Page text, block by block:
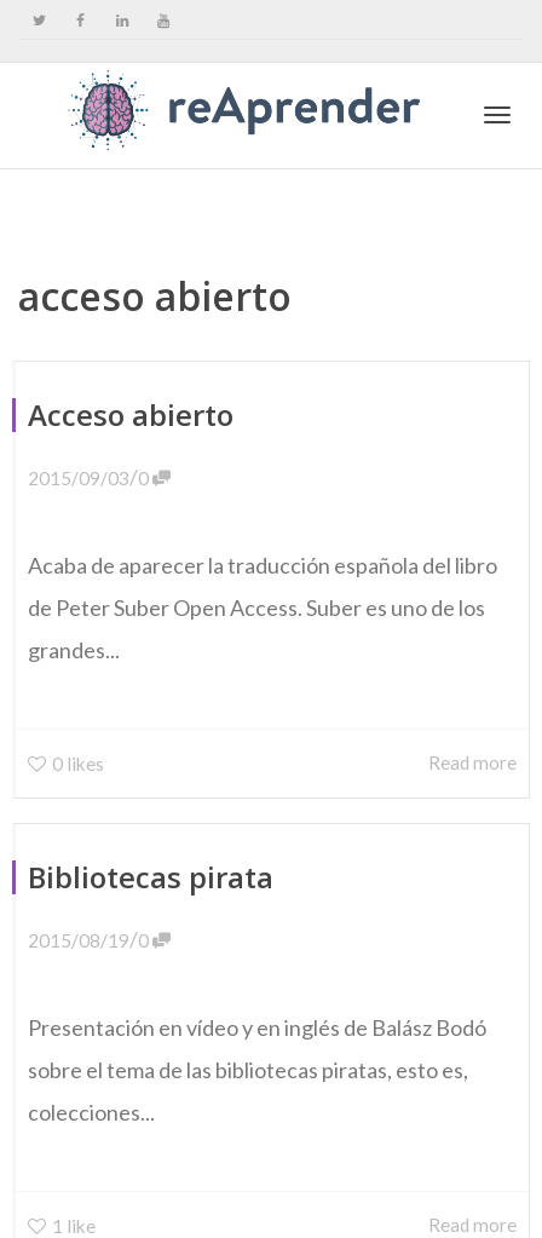
acceso abierto
Acceso abierto
2015/09/03/0
Acaba de aparecer la traducción española del libro
de Peter Suber Open Access. Suber es uno de los
grandes...
0 likes Read more
Bibliotecas pirata
2015/08/19/0
Presentación en vídeo y en inglés de Balász Bodó
sobre el tema de las bibliotecas piratas, esto es,
colecciones...
1 like Read more